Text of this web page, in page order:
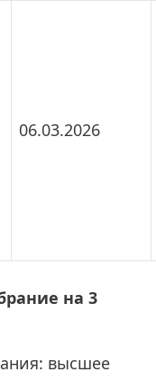
06.03.2026
на 3
высшее